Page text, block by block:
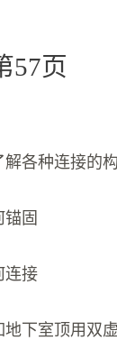
57页
各种连接的构
固
连接
下室顶用双